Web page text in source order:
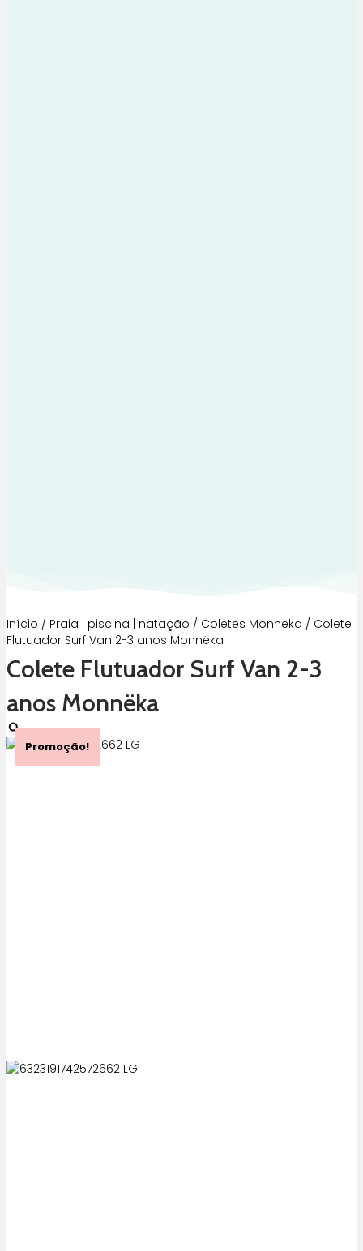
Início / Praia | piscina | natação / Coletes Monneka / Colete
Flutuador Surf Van 2-3 anos Monnëka
Colete Flutuador Surf Van 2-3
anos Monnëka
Promoção!